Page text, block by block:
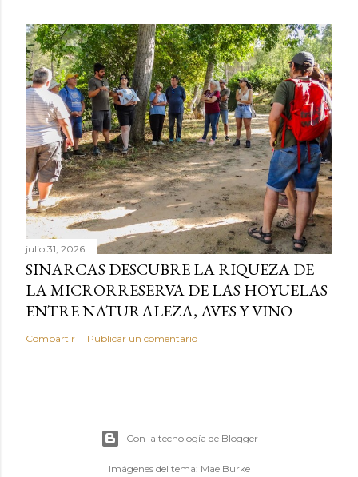
julio 31, 2026
SINARCAS DESCUBRE LA RIQUEZA DE
LA MICRORRESERVA DE LAS HOYUELAS
ENTRE NATURALEZA, AVES Y VINO
Compartir Publicar un comentario
Con la tecnología de Blogger
Imágenes del tema: Mae Burke